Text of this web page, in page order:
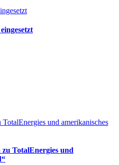
und amerikanisches
TotalEnergies und